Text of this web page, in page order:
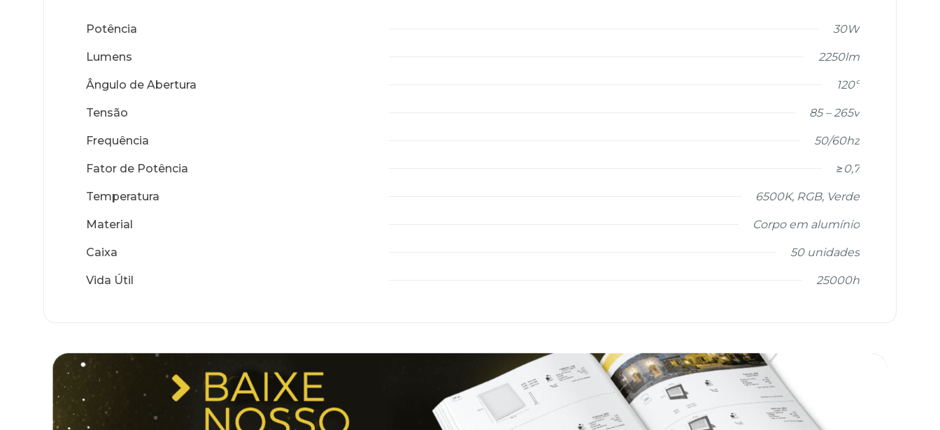
Potência 30W
Lumens 2250lm
Ângulo de Abertura 120º
Tensão 85 – 265v
Frequência 50/60hz
Fator de Potência ≥0,7
Temperatura 6500K, RGB, Verde
Material Corpo em alumínio
Caixa 50 unidades
Vida Útil 25000h